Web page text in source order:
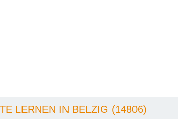
LERNEN IN BELZIG (14806)